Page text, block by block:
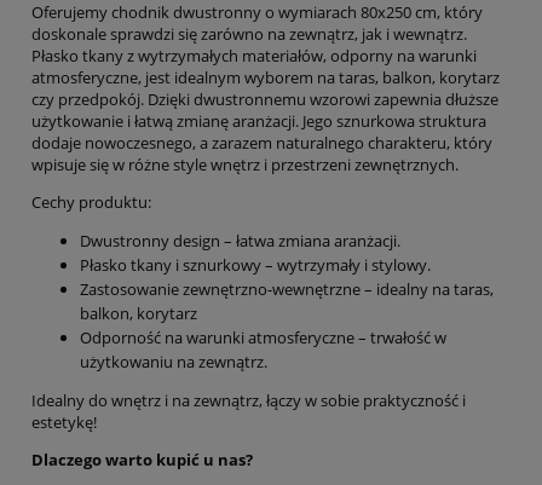
Oferujemy chodnik dwustronny o wymiarach 80x250 cm, który
doskonale sprawdzi się zarówno na zewnątrz, jak i wewnątrz.
Płasko tkany z wytrzymałych materiałów, odporny na warunki
atmosferyczne, jest idealnym wyborem na taras, balkon, korytarz
czy przedpokój. Dzięki dwustronnemu wzorowi zapewnia dłuższe
użytkowanie i łatwą zmianę aranżacji. Jego sznurkowa struktura
dodaje nowoczesnego, a zarazem naturalnego charakteru, który
wpisuje się w różne style wnętrz i przestrzeni zewnętrznych.
Cechy produktu:
Dwustronny design – łatwa zmiana aranżacji.
Płasko tkany i sznurkowy – wytrzymały i stylowy.
Zastosowanie zewnętrzno-wewnętrzne – idealny na taras,
balkon, korytarz
Odporność na warunki atmosferyczne – trwałość w
użytkowaniu na zewnątrz.
Idealny do wnętrz i na zewnątrz, łączy w sobie praktyczność i
estetykę!
Dlaczego warto kupić u nas?